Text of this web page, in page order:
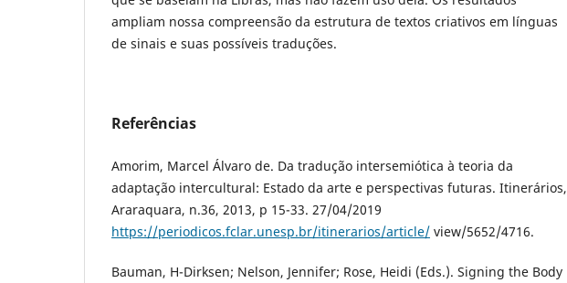
ampliam nossa compreensão da estrutura de textos criativos em línguas
de sinais e suas possíveis traduções.
Referências
Amorim, Marcel Álvaro de. Da tradução intersemiótica à teoria da
adaptação intercultural: Estado da arte e perspectivas futuras. Itinerários,
Araraquara, n.36, 2013, p 15-33. 27/04/2019
https://periodicos.fclar.unesp.br/itinerarios/article/ view/5652/4716.
Bauman, H-Dirksen; Nelson, Jennifer; Rose, Heidi (Eds.). Signing the Body